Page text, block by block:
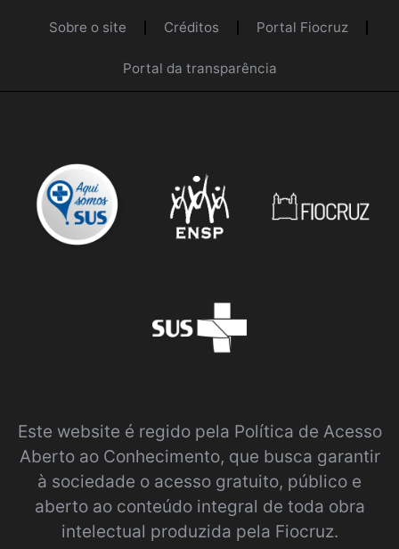
Sobre o site Créditos Portal Fiocruz
Portal da transparência
Este website é regido pela Política de Acesso
Aberto ao Conhecimento, que busca garantir
à sociedade o acesso gratuito, público e
aberto ao conteúdo integral de toda obra
intelectual produzida pela Fiocruz.